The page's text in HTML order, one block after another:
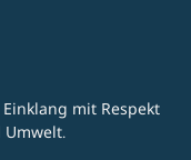
mit Respekt